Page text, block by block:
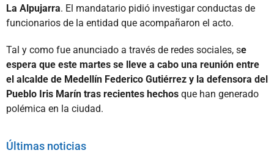
La Alpujarra. El mandatario pidió investigar conductas de
funcionarios de la entidad que acompañaron el acto.
Tal y como fue anunciado a través de redes sociales, se
espera que este martes se lleve a cabo una reunión entre
el alcalde de Medellín Federico Gutiérrez y la defensora del
Pueblo Iris Marín tras recientes hechos que han generado
polémica en la ciudad.
Últimas noticias